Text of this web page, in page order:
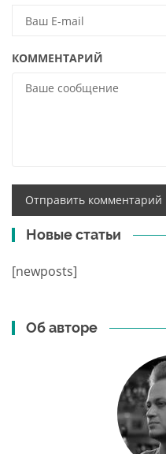
КОММЕНТАРИЙ
Новые статьи
[newposts]
Об авторе